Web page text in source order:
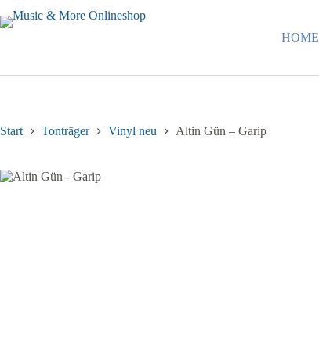
Inhalt
HOME
Start Tonträger Vinyl neu Altin Gün – Garip